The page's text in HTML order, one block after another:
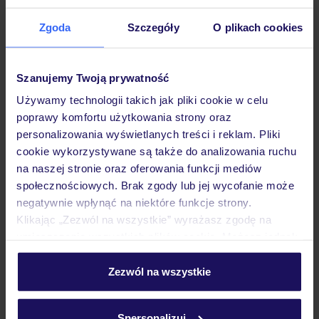
Zgoda Szczegóły O plikach cookies
Szanujemy Twoją prywatność
Używamy technologii takich jak pliki cookie w celu
poprawy komfortu użytkowania strony oraz
personalizowania wyświetlanych treści i reklam. Pliki
cookie wykorzystywane są także do analizowania ruchu
na naszej stronie oraz oferowania funkcji mediów
społecznościowych. Brak zgody lub jej wycofanie może
negatywnie wpłynąć na niektóre funkcje strony.
Klikając „Zezwól na wszystkie” wyrażasz zgodę na
personalizować swój wybór wchodząc w zakładkę
Szczegółowe informacje o plikach cookie znajdziesz
Zezwól na wszystkie
Pokoje
Wyżywienie
Atrakcje
Ważne informacje